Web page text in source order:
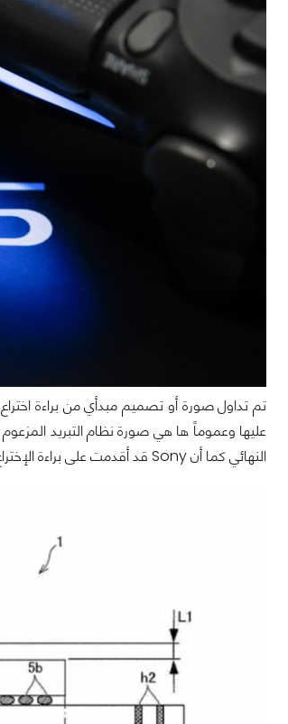
تم تداول صورة أو تصميم مبدأي من براءة
عليها وعموماً ها هي صورة نظام التبريد
النهائي كما أن Sony قد أقدمت على براءة الإختراع تلك منذ عام 2018 مما يعني أن التغيرات ممكنة.